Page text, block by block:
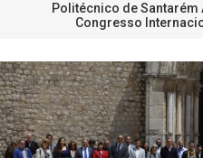
Politécnico de Santarém
Congresso